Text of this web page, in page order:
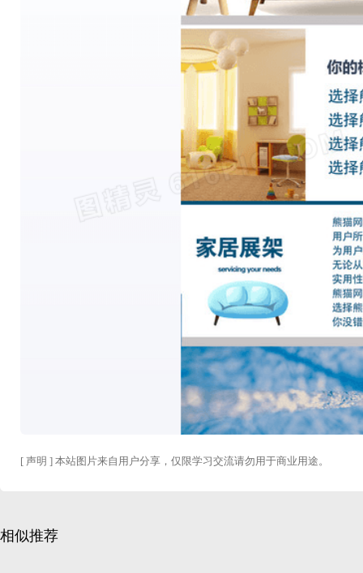
[ 声明 ] 本站图片来自用户分享，仅限学习交流请勿用于商业用途。
相似推荐